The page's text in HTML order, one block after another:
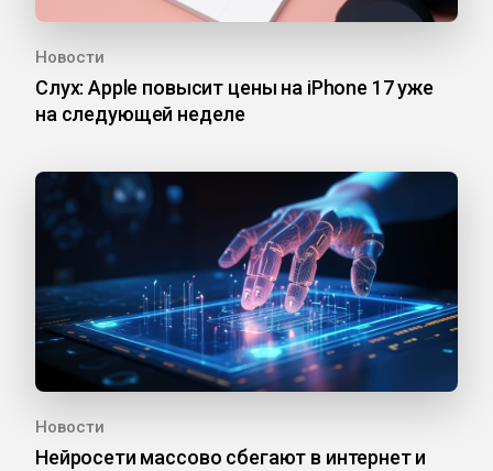
Новости
Слух: Apple повысит цены на iPhone 17 уже
на следующей неделе
Новости
Нейросети массово сбегают в интернет и